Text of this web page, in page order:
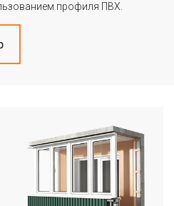
профиля ПВХ.